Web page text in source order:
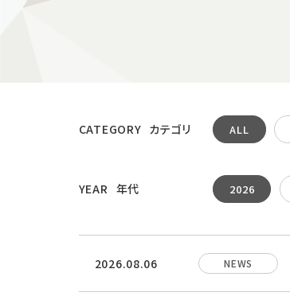
Webコンサルティング
CATEGORY カテゴリ ALL
YEAR 年代 2026
2026.08.06 NEWS